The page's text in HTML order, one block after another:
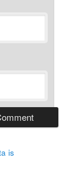
is